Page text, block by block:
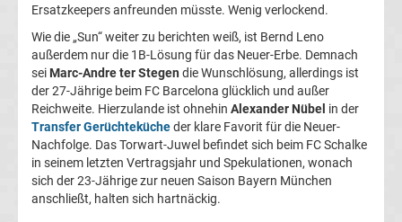
WM
Fußball
EM
Frauenfußball
Ersatzkeepers anfreunden müsste. Wenig verlockend.
Wie die „Sun“ weiter zu berichten weiß, ist Bernd Leno
außerdem nur die 1B-Lösung für das Neuer-Erbe. Demnach
sei Marc-Andre ter Stegen die Wunschlösung, allerdings ist
der 27-Jährige beim FC Barcelona glücklich und außer
Reichweite. Hierzulande ist ohnehin Alexander Nübel in der
Transfer Gerüchtekücheder klare Favorit für die Neuer-
Nachfolge. Das Torwart-Juwel befindet sich beim FC Schalke
in seinem letzten Vertragsjahr und Spekulationen, wonach
sich der 23-Jährige zur neuen Saison Bayern München
anschließt, halten sich hartnäckig.